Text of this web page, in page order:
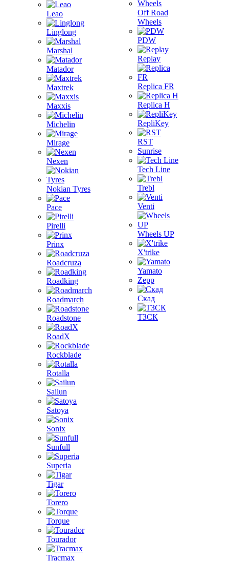
Leao
Linglong
Marshal
Matador
Maxtrek
Maxxis
Michelin
Mirage
Nexen
Nokian Tyres
Pace
Pirelli
Prinx
Roadcruza
Roadking
Roadmarch
Roadstone
RoadX
Rockblade
Rotalla
Sailun
Satoya
Sonix
Sunfull
Superia
Tigar
Torero
Torque
Tourador
Tracmax
Off Road
Wheels
PDW
Replay
Replica FR
Replica H
RepliKey
RST
Sunrise
Tech Line
Trebl
Venti
Wheels UP
X'trike
Yamato
Zepp
Скад
ТЗСК